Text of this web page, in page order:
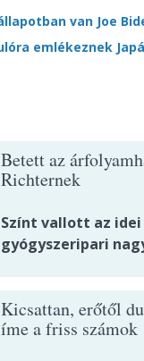
van Joe
emlékeznek
Betett az
Richternek
Színt vallott az
gyógyszeripari
Kicsattan, erőtől
íme a friss számok